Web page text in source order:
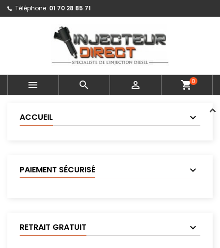
Téléphone: 01 70 28 85 71
   shopping_cart0
ACCUEIL
PAIEMENT SÉCURISÉ
RETRAIT GRATUIT